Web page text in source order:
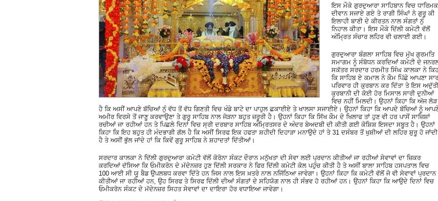
ਇਸ ਮੌਕੇ ਗੁਰਦੁਆਰਾ ਸਾਹਿਬਾਨ ਵਿਚ ਧਾਰਿਮਕ
ਦੀਵਾਨ ਸਜਾਏ ਗਏ ਤੇ ਰਾਗੀ ਸਿੰਘਾਂ ਨੇ ਗੁਰੂ ਕੀ
ਇਲਾਹੀ ਬਾਣੀ ਦੇ ਕੀਰਤਨ ਨਾਲ ਸੰਗਤਾਂ ਨੁੰ
ਨਿਹਾਲ ਕੀਤਾ। ਇਸ ਮੌਕੇ ਦਿੱਲੀ ਕਮੇਟੀ ਵੱਲੋਂ
ਅੰਮਿ੍ਰਤ ਸੰਚਾਰ ਲਹਿਰ ਵੀ ਚਲਾਈ ਗਈ।
ਗੁਰਦੁਆਰਾ ਬੰਗਲਾ ਸਾਹਿਬ ਵਿਚ ਮੁੱਖ ਗੁਰਮਤਿ
ਸਮਾਗਮ ਨੂੰ ਸੰਬੋਧਨ ਕਰਦਿਆਂ ਕਮੇਟੀ ਦੇ
ਸਕੱਤਰ ਸਰਦਾਰ ਹਰਮੀਤ ਸਿੰਘ ਕਾਲਕਾ ਨੇ
ਕਿ ਸਾਹਿਬ ਏ ਕਮਾਲ ਨੇ ਕੌਮ ਪਿੱਛੇ ਆਪਣਾ
ਪਰਿਵਾਰ ਹੀ ਕੁਰਬਾਨ ਕਰ ਦਿੱਤਾ ਤੇ ਇਸ ਅਦੁੱਤੀ
ਕੁਰਬਾਨੀ ਦੀ ਕੋਈ ਹੋਰ ਮਿਸਾਲ ਸਾਰੀ ਦੁਨੀਆਂ
ਵਿਚ ਨਹੀਂ ਮਿਲਦੀ। ਉਹਨਾਂ ਕਿਹਾ ਕਿ ਅੱਜ ਲੋੜ
ਹੈ ਕਿ ਅਸੀਂ ਆਪਣੇ ਬੱਚਿਆਂ ਨੁੰ ਵੱਧ ਤੋਂ ਵੱਧ ਗਿਣਤੀ ਵਿਚ ਖੰਡੇ ਬਾਟੇ ਦਾ ਪਾਹੁਲ ਛਕਾਈਏ ਤੇ ਖਾਲਸਾ ਸਜਾਈਏ। ਉਹਨਾਂ ਕਿਹਾ ਕਿ ਆਪਦੇ ਬੱਚਿਆਂ ਨੂੰ
ਅਮੀਰ ਵਿਰਸੇ ਤੋਂ ਜਾਣੂ ਕਰਵਾਉਣਾ ਤੇ ਗੁਰੂ ਸਾਹਿਬ ਨਾਲ ਜੋੜਨਾ ਬਹੁਤ ਜ਼ਰੂਰੀ ਹੈ। ਉਹਨਾਂ ਕਿਹਾ ਕਿ ਸਿੱਖ ਕੌਮ ਦੇ ਖਿਲਾਫ ਤਾਂ ਹੁਣ ਵੀ ਹਰ ਪਾਸੋਂ ਸਾਜ਼ਿਸ਼ਾਂ
ਰਚੀਆਂ ਜਾ ਰਹੀਆਂ ਹਨ ਤੇ ਪਿਛਲੇ ਦਿਨਾਂ ਵਿਚ ਸ੍ਰੀ ਦਰਬਾਰ ਸਾਹਿਬ ਅੰਮਿ੍ਰਤਸਰ ਦੇ ਅੰਦਰ ਬੇਅਦਬੀ ਦੀ ਕੀਤੀ ਗਈ ਕੋਸ਼ਿਸ਼ ਇਸਦਾ ਸਬੂਤ ਹੈ। ਉਹਨਾਂ
ਕਿਹਾ ਕਿ ਇਹ ਬਹੁਤ ਹੀ ਮੰਦਭਾਗੀ ਗੱਲ ਹੈ ਕਿ ਅਸੀਂ ਸਿਰਫ ਇਕ ਹਫਤਾ ਸ਼ਹੀਦੀ ਦਿਹਾੜਾ ਮਨਾਉਦੇ ਹਾਂ ਤੇ 31 ਦਸੰਬਰ ਤੋਂ ਖੁਸ਼ੀਆਂ ਦੀ ਲਹਿਰ ਸ਼ੁਰੂ ਹੋ ਜਾਂਦੀ
ਹੈ ਤੇ ਅਸੀਂ ਭੁੱਲ ਜਾਂਦੇ ਹਾਂ ਕਿ ਕਿਵੇਂ ਗੁਰੂ ਸਾਹਿਬ ਨੇ ਸ਼ਹਾਦਤਾਂ ਦਿੱਤੀਆਂ।
ਸਰਦਾਰ ਕਾਲਕਾ ਨੇ ਦਿੱਲੀ ਗੁਰਦੁਆਰਾ ਕਮੇਟੀ ਵੱਲੋਂ ਕੋਰੋਨਾ ਸੰਕਟ ਦੌਰਾਨ ਮਨੁੱਖਤਾ ਦੀ ਸੇਵਾ ਲਈ ਪ੍ਰਦਾਨ ਕੀਤੀਆਂ ਜਾ ਰਹੀਆਂ ਸੇਵਾਵਾਂ ਦਾ ਜ਼ਿਕਰ
ਕਰਦਿਆਂ ਦੱਸਿਆ ਕਿ ਓਮੀਕਰੋਨ ਦੇ ਮੱਦੇਨਜ਼ਰ ਹੁਣ ਦਿੱਲੀ ਸਰਕਾਰ ਨੇ ਫਿਰ ਦਿੱਲੀ ਕਮੇਟੀ ਕੋਲ ਪਹੁੰਚ ਕੀਤੀ ਹੈ ਤੇ ਅਸੀਂ ਬਾਲਾ ਸਾਹਿਬ ਹਸਪਤਾਲ ਵਿਚ
100 ਆਈ ਸੀ ਯੂ ਬੈਡ ਉਪਲਬਧ ਕਰਵਾ ਦਿੱਤੇ ਹਨ ਜਿਸ ਨਾਲ ਇਸ ਖ਼ਤਰੇ ਨਾਲ ਨਜਿੱਠਿਆ ਜਾਵੇਗਾ। ਉਹਨਾਂ ਕਿਹਾ ਕਿ ਕਮੇਟੀ ਵੱਲੋਂ ਜੋ ਵੀ ਸੇਵਾਵਾਂ ਪ੍ਰਦਾਨ
ਕੀਤੀਆਂ ਜਾ ਰਹੀਆਂ ਹਨ, ਉਹ ਸਿਰਫ ਤੇ ਸਿਰਫ ਦਿੱਲੀ ਦੀਆਂ ਸੰਗਤਾਂ ਦੇ ਸਹਿਯੋਗ ਨਾਲ ਹੀ ਸੰਭਵ ਹੋ ਰਹੀਆਂ ਹਨ। ਉਹਨਾਂ ਕਿਹਾ ਕਿ ਆਉਦੇ ਦਿਨਾਂ ਵਿਚ
ਓਮੀਕਰੋਨ ਸੰਕਟ ਦੇ ਮੱਦੇਨਜ਼ਰ ਸਿਹਤ ਸੇਵਾਵਾਂ ਦਾ ਦਾਇਰਾ ਹੋਰ ਵਧਾਇਆ ਜਾਵੇਗਾ।